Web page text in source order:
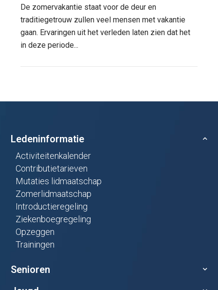
De zomervakantie staat voor de deur en
traditiegetrouw zullen veel mensen met vakantie
gaan. Ervaringen uit het verleden laten zien dat het
in deze periode...
Ledeninformatie
Activiteitenkalender
Contributietarieven
Mutaties lidmaatschap
Zomerlidmaatschap
Introductieregeling
Ziekenboegregeling
Opzeggen
Trainingen
Senioren